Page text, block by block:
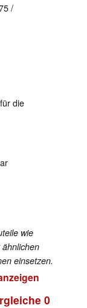
/
die
wie
einsetzen.
0